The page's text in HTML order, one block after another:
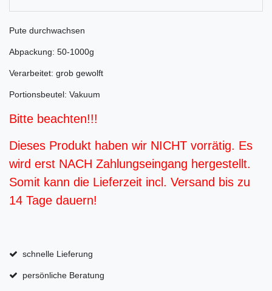
Pute durchwachsen
Abpackung: 50-1000g
Verarbeitet: grob gewolft
Portionsbeutel: Vakuum
Bitte beachten!!!
Dieses Produkt haben wir NICHT vorrätig. Es
wird erst NACH Zahlungseingang hergestellt.
Somit kann die Lieferzeit incl. Versand bis zu
14 Tage dauern!
schnelle Lieferung
persönliche Beratung